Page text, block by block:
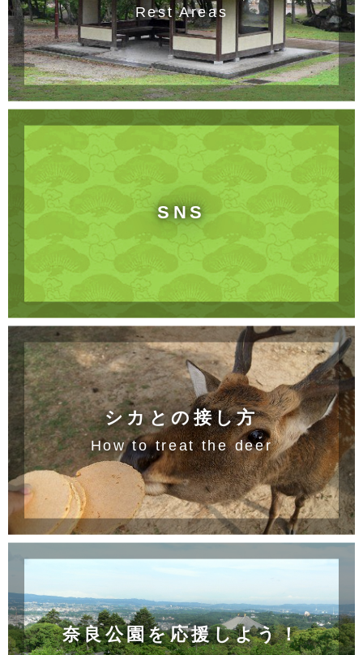
Rest Areas
SNS
シカとの接し方
How to treat the deer
奈良公園を応援しよう！